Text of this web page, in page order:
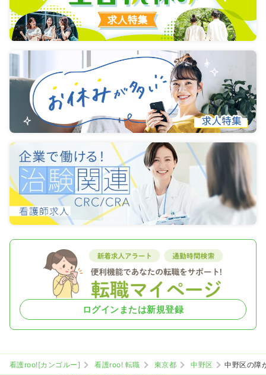
ログインまたは新規登録
看護roo![カンゴルー] 看護roo! 転職 東京都 中野区
中野区の障